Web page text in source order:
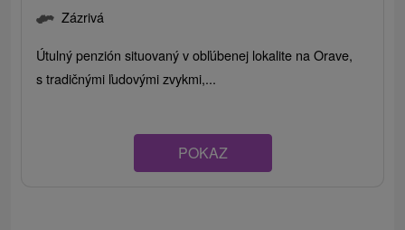
Zázrivá
Útulný penzión situovaný v obľúbenej lokalite na Orave,
s tradičnými ľudovými zvykmi,...
POKAZ